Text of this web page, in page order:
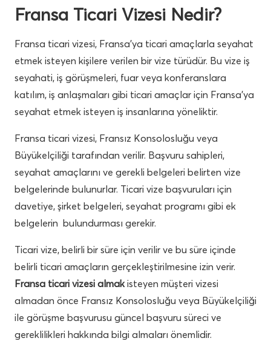
Fransa Ticari Vizesi Nedir?
Fransa ticari vizesi, Fransa’ya ticari amaçlarla seyahat
etmek isteyen kişilere verilen bir vize türüdür. Bu vize iş
seyahati, iş görüşmeleri, fuar veya konferanslara
katılım, iş anlaşmaları gibi ticari amaçlar için Fransa’ya
seyahat etmek isteyen iş insanlarına yöneliktir.
Fransa ticari vizesi, Fransız Konsolosluğu veya
Büyükelçiliği tarafından verilir. Başvuru sahipleri,
seyahat amaçlarını ve gerekli belgeleri belirten vize
belgelerinde bulunurlar. Ticari vize başvuruları için
davetiye, şirket belgeleri, seyahat programı gibi ek
belgelerin bulundurması gerekir.
Ticari vize, belirli bir süre için verilir ve bu süre içinde
belirli ticari amaçların gerçekleştirilmesine izin verir.
Fransa ticari vizesi almakisteyen müşteri vizesi
almadan önce Fransız Konsolosluğu veya Büyükelçiliği
ile görüşme başvurusu güncel başvuru süreci ve
gereklilikleri hakkında bilgi almaları önemlidir.